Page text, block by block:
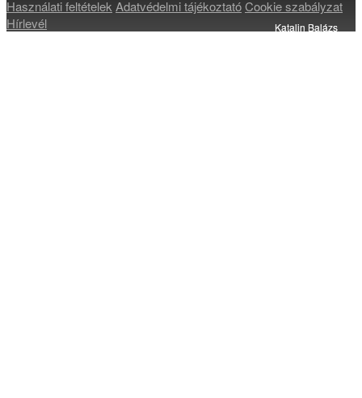
Katalin Balázs
Katalin Balázs
Katalin Balázs
Katalin Balázs
Használati feltételek Adatvédelmi tájékoztatóCookie szabályzat
Hírlevél